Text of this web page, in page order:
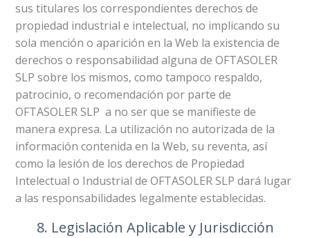
sus titulares los correspondientes derechos de
propiedad industrial e intelectual, no implicando su
sola mención o aparición en la Web la existencia de
derechos o responsabilidad alguna de OFTASOLER
SLP sobre los mismos, como tampoco respaldo,
patrocinio, o recomendación por parte de
OFTASOLER SLP a no ser que se manifieste de
manera expresa. La utilización no autorizada de la
información contenida en la Web, su reventa, así
como la lesión de los derechos de Propiedad
Intelectual o Industrial de OFTASOLER SLP dará lugar
a las responsabilidades legalmente establecidas.
8. Legislación Aplicable y Jurisdicción